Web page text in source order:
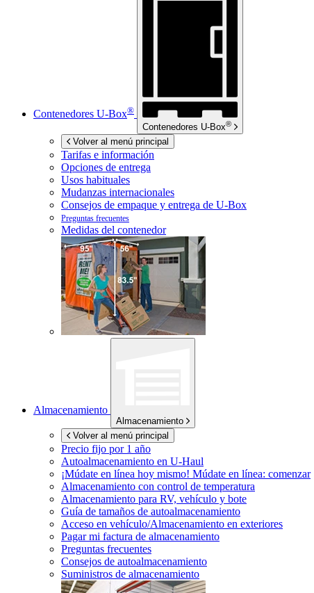
Contenedores U-Box®
Contenedores U-Box®
Volver al menú principal
Tarifas e información
Opciones de entrega
Usos habituales
Mudanzas internacionales
Consejos de empaque y entrega de U-Box
Preguntas frecuentes
Medidas del contenedor
Almacenamiento
Almacenamiento
Volver al menú principal
Precio fijo por 1 año
Autoalmacenamiento en U-Haul
¡Múdate en línea hoy mismo! Múdate en línea: comenzar
Almacenamiento con control de temperatura
Almacenamiento para RV, vehículo y bote
Guía de tamaños de autoalmacenamiento
Acceso en vehículo/Almacenamiento en exteriores
Pagar mi factura de almacenamiento
Preguntas frecuentes
Consejos de autoalmacenamiento
Suministros de almacenamiento